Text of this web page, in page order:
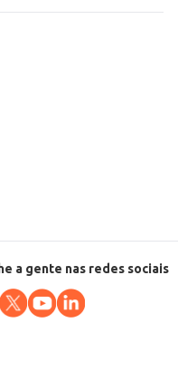
a gente nas redes sociais